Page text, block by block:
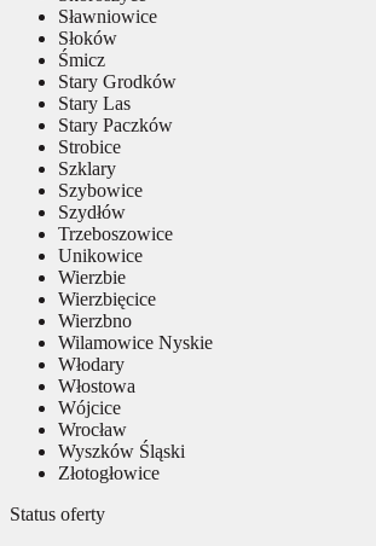
Sławniowice
Słoków
Śmicz
Stary Grodków
Stary Las
Stary Paczków
Strobice
Szklary
Szybowice
Szydłów
Trzeboszowice
Unikowice
Wierzbie
Wierzbięcice
Wierzbno
Wilamowice Nyskie
Włodary
Włostowa
Wójcice
Wrocław
Wyszków Śląski
Złotogłowice
Status oferty